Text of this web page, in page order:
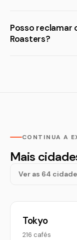
Posso reclamar
Roasters?
CONTINUA A
Mais
Ver as 64
Tokyo
216 cafés